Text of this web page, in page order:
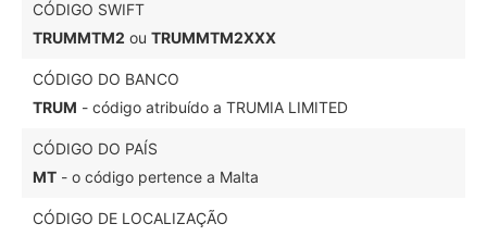
CÓDIGO SWIFT
TRUMMTM2 ou TRUMMTM2XXX
CÓDIGO DO BANCO
TRUM - código atribuído a TRUMIA LIMITED
CÓDIGO DO PAÍS
MT - o código pertence a Malta
CÓDIGO DE LOCALIZAÇÃO